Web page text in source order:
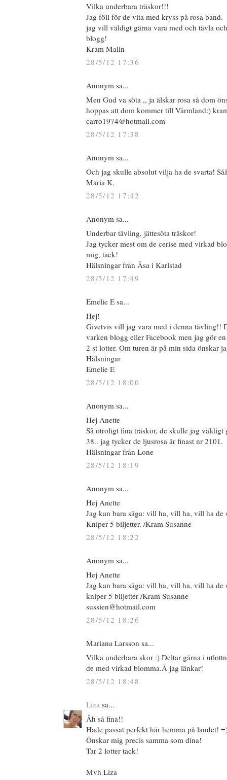
Vilka underbara träskor!!!
Jag föll för de vita med kryss på rosa band.
jag vill väldigt gärna vara med och tävla
blogg!
Kram Malin
28/5/12 17:36
Anonym sa...
Men Gud va söta ,, ja älskar rosa så dom
hoppas att dom kommer till Värmland:)
carro1974@hotmail.com
28/5/12 17:38
Anonym sa...
Och jag skulle absolut vilja ha de svarta!
Maria K.
28/5/12 17:42
Anonym sa...
Underbar tävling, jättesöta träskor!
Jag tycker mest om de cerise med virkad
mig, tack!
Hälsningar från Åsa i Karlstad
28/5/12 17:49
Emelie E sa...
Hej!
Givetvis vill jag vara med i denna tävling!!
varken blogg eller Facebook men jag gör
2 st lotter. Om turen är på min sida önskar
Hälsningar
Emelie E
28/5/12 18:00
Anonym sa...
Hej Anette
Så otroligt fina träskor, de skulle jag
38.. jag tycker de ljusrosa är finast nr 2101.
Hälsningar från Lone
28/5/12 18:19
Anonym sa...
Hej Anette
Jag kan bara säga: vill ha, vill ha, vill ha de
Kniper 5 biljetter. /Kram Susanne
28/5/12 18:22
Anonym sa...
Hej Anette
Jag kan bara säga: vill ha, vill ha, vill ha de
kniper 5 biljetter /Kram Susanne
sussien@hotmail.com
28/5/12 18:26
Mariana Larsson sa...
Vilka underbara skor :) Deltar gärna i
de med virkad blomma.Å jag länkar!
28/5/12 18:48
Liza sa...
Åh så fina!!
Hade passat perfekt här hemma på landet!
Önskar mig precis samma som dina!
Tar 2 lotter tack!
Mvh Liza